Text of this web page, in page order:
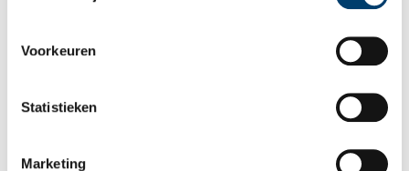
Voorkeuren
Statistieken
Marketing
gepubliceerd.